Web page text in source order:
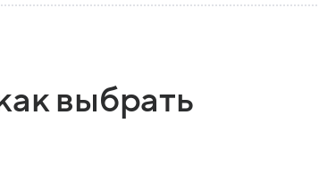
выбрать